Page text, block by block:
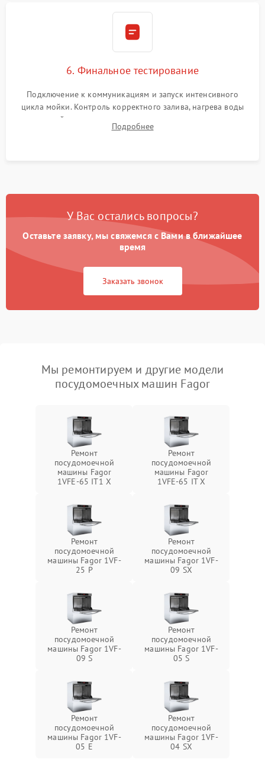
6. Финальное тестирование
Подключение к коммуникациям и запуск интенсивного
цикла мойки. Контроль корректного залива, нагрева воды
до нужной температуры, отсутствия посторонних шумов,
штатного слива и абсолютной сухости в поддоне.
Подробнее
У Вас остались вопросы?
Оставьте заявку, мы свяжемся с Вами в ближайшее
время
Заказать звонок
Мы ремонтируем и другие модели
посудомоечных машин Fagor
Ремонт
посудомоечной
машины Fagor
1VFE-65 IT1 X
Ремонт
посудомоечной
машины Fagor
1VFE-65 IT X
Ремонт
посудомоечной
машины Fagor 1VF-
25 P
Ремонт
посудомоечной
машины Fagor 1VF-
09 SX
Ремонт
посудомоечной
машины Fagor 1VF-
09 S
Ремонт
посудомоечной
машины Fagor 1VF-
05 S
Ремонт
посудомоечной
машины Fagor 1VF-
05 E
Ремонт
посудомоечной
машины Fagor 1VF-
04 SX